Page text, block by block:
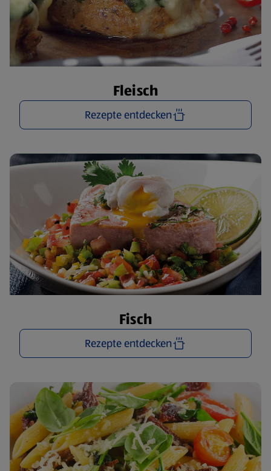
Fleisch
Rezepte entdecken
Fisch
Rezepte entdecken